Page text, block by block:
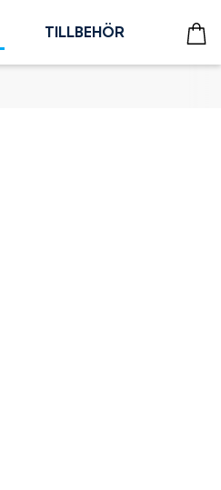
TILLBEHÖR